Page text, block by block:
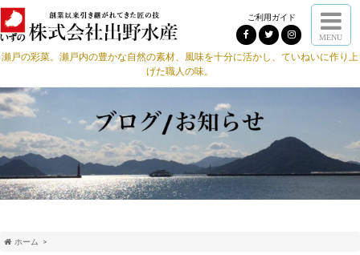
ご利用ガイド
MENU
瀬戸の彩菜。瀬戸内の豊かな自然の素材、風味を十分に活かし、ていねいに作り上
げた職人の味。
ホーム